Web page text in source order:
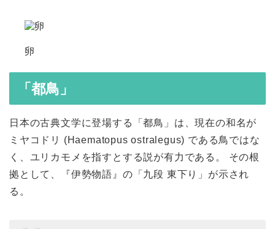
卵
「都鳥」
日本の古典文学に登場する「都鳥」は、現在の和名が
ミヤコドリ (Haematopus ostralegus) である鳥ではな
く、ユリカモメを指すとする説が有力である。 その根
拠として、『伊勢物語』の「九段 東下り」が示され
る。